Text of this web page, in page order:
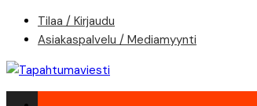
Skip
content
Tilaa / Kirjaudu
Asiakaspalvelu / Mediamyynti